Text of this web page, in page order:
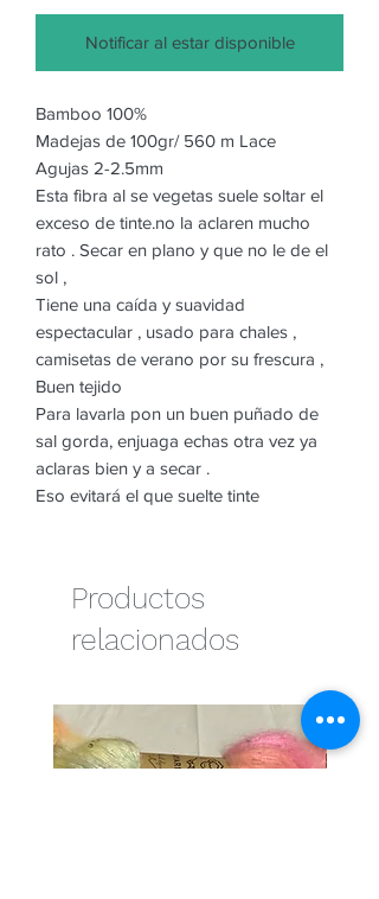
Notificar al estar disponible
Bamboo 100%
Madejas de 100gr/ 560 m Lace
Agujas 2-2.5mm
Esta fibra al se vegetas suele soltar el
exceso de tinte.no la aclaren mucho
rato . Secar en plano y que no le de el
sol ,
Tiene una caída y suavidad
espectacular , usado para chales ,
camisetas de verano por su frescura ,
Buen tejido
Para lavarla pon un buen puñado de
sal gorda, enjuaga echas otra vez ya
aclaras bien y a secar .
Eso evitará el que suelte tinte
Productos
relacionados